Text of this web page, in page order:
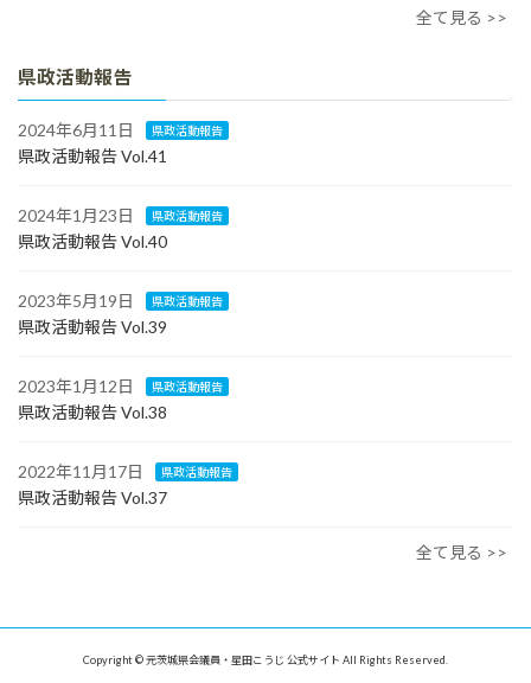
全て見る >>
県政活動報告
2024年6月11日 県政活動報告
県政活動報告 Vol.41
2024年1月23日 県政活動報告
県政活動報告 Vol.40
2023年5月19日 県政活動報告
県政活動報告 Vol.39
2023年1月12日 県政活動報告
県政活動報告 Vol.38
2022年11月17日 県政活動報告
県政活動報告 Vol.37
全て見る >>
Copyright © 元茨城県会議員・星田こうじ 公式サイト All Rights Reserved.